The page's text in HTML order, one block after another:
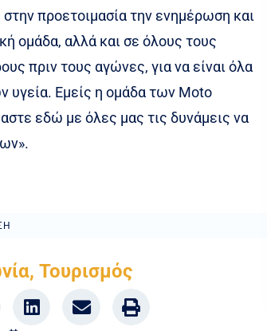
προετοιμασία την ενημέρωση και
ομάδα, αλλά και σε όλους τους
πριν τους αγώνες, για να είναι όλα
υγεία. Εμείς η ομάδα των Moto
εδώ με όλες μας τις δυνάμεις να
, Τουρισμός